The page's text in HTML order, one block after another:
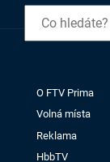
O FTV Prima
Volná místa
Reklama
HbbTV